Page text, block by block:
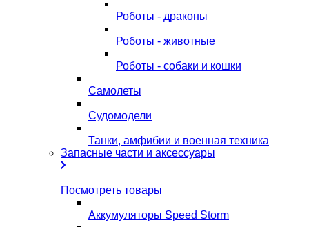
Роботы - драконы
Роботы - животные
Роботы - собаки и кошки
Самолеты
Судомодели
Танки, амфибии и военная техника
Запасные части и аксессуары
Посмотреть товары
Аккумуляторы Speed Storm